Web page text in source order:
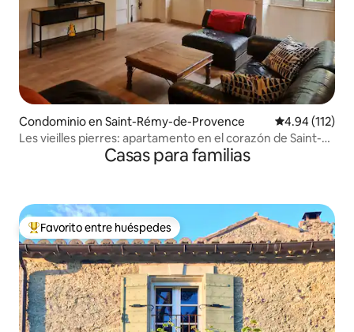
Condominio en Saint-Rémy-de-Provence Calificación
4.94 (112)
Les vieilles pierres: apartamento en el corazón de Saint-
Casas para familias
De los mejores en Favorito entre huéspedes
Favorito entre huéspedes